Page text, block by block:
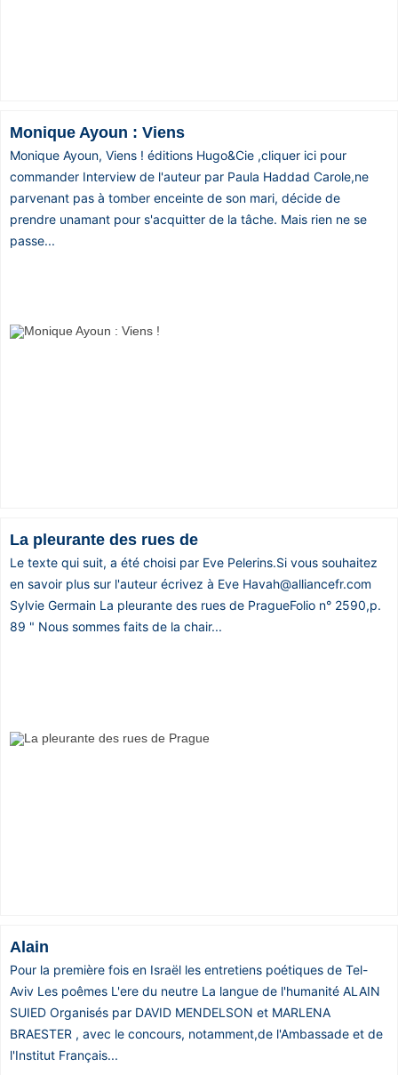
Monique Ayoun : Viens
Monique Ayoun, Viens ! éditions Hugo&Cie ,cliquer ici pour
commander Interview de l'auteur par Paula Haddad Carole,ne
parvenant pas à tomber enceinte de son mari, décide de
prendre unamant pour s'acquitter de la tâche. Mais rien ne se
passe...
La pleurante des rues de
Le texte qui suit, a été choisi par Eve Pelerins.Si vous souhaitez
en savoir plus sur l'auteur écrivez à Eve Havah@alliancefr.com
Sylvie Germain La pleurante des rues de PragueFolio n° 2590,p.
89 " Nous sommes faits de la chair...
Alain
Pour la première fois en Israël les entretiens poétiques de Tel-
Aviv Les poêmes L'ere du neutre La langue de l'humanité ALAIN
SUIED Organisés par DAVID MENDELSON et MARLENA
BRAESTER , avec le concours, notamment,de l'Ambassade et de
l'Institut Français...